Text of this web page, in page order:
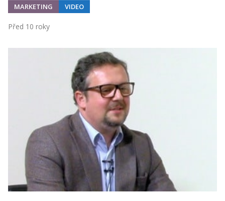
MARKETING VIDEO
Před 10 roky